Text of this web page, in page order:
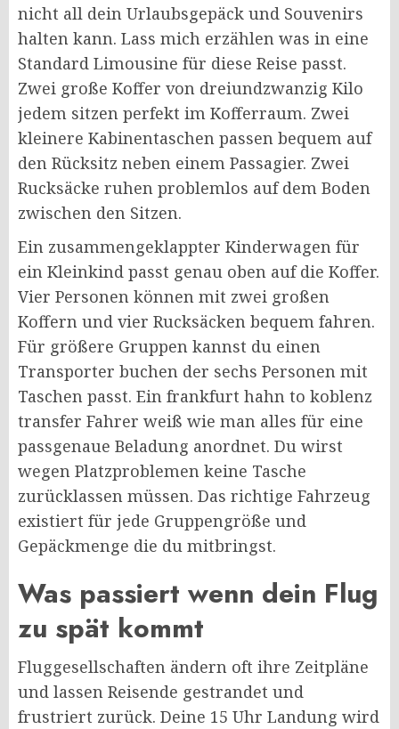
nicht all dein Urlaubsgepäck und Souvenirs
halten kann. Lass mich erzählen was in eine
Standard Limousine für diese Reise passt.
Zwei große Koffer von dreiundzwanzig Kilo
jedem sitzen perfekt im Kofferraum. Zwei
kleinere Kabinentaschen passen bequem auf
den Rücksitz neben einem Passagier. Zwei
Rucksäcke ruhen problemlos auf dem Boden
zwischen den Sitzen.
Ein zusammengeklappter Kinderwagen für
ein Kleinkind passt genau oben auf die Koffer.
Vier Personen können mit zwei großen
Koffern und vier Rucksäcken bequem fahren.
Für größere Gruppen kannst du einen
Transporter buchen der sechs Personen mit
Taschen passt. Ein frankfurt hahn to koblenz
transfer Fahrer weiß wie man alles für eine
passgenaue Beladung anordnet. Du wirst
wegen Platzproblemen keine Tasche
zurücklassen müssen. Das richtige Fahrzeug
existiert für jede Gruppengröße und
Gepäckmenge die du mitbringst.
Was passiert wenn dein Flug
zu spät kommt
Fluggesellschaften ändern oft ihre Zeitpläne
und lassen Reisende gestrandet und
frustriert zurück. Deine 15 Uhr Landung wird